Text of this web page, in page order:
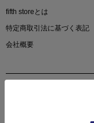
マストバイアイテム
fifth storeとは
特定商取引法に基づく表記
会社概要